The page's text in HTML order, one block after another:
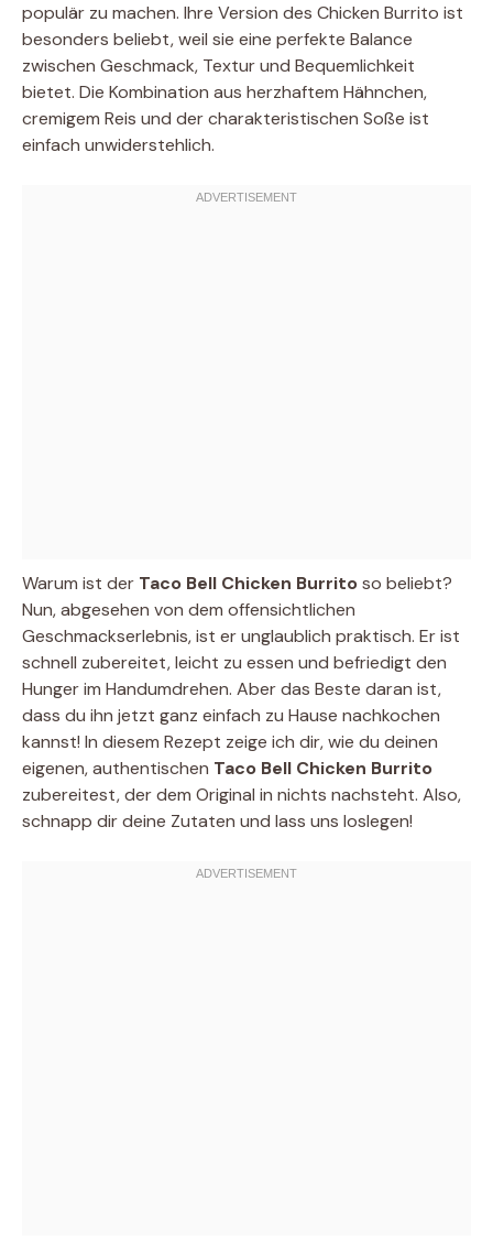
populär zu machen. Ihre Version des Chicken Burrito ist
besonders beliebt, weil sie eine perfekte Balance
zwischen Geschmack, Textur und Bequemlichkeit
bietet. Die Kombination aus herzhaftem Hähnchen,
cremigem Reis und der charakteristischen Soße ist
einfach unwiderstehlich.
Warum ist der Taco Bell Chicken Burritoso beliebt?
Nun, abgesehen von dem offensichtlichen
Geschmackserlebnis, ist er unglaublich praktisch. Er ist
schnell zubereitet, leicht zu essen und befriedigt den
Hunger im Handumdrehen. Aber das Beste daran ist,
dass du ihn jetzt ganz einfach zu Hause nachkochen
kannst! In diesem Rezept zeige ich dir, wie du deinen
eigenen, authentischen Taco Bell Chicken Burrito
zubereitest, der dem Original in nichts nachsteht. Also,
schnapp dir deine Zutaten und lass uns loslegen!